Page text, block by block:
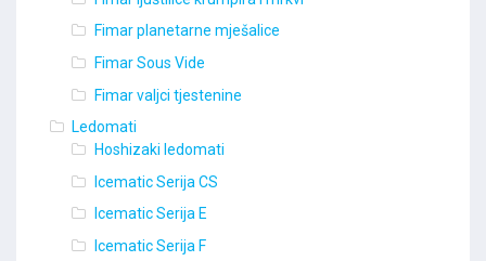
Fimar planetarne mješalice
Fimar Sous Vide
Fimar valjci tjestenine
Ledomati
Hoshizaki ledomati
Icematic Serija CS
Icematic Serija E
Icematic Serija F